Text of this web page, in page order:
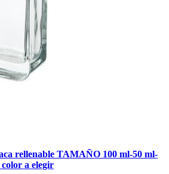
rellenable TAMAÑO 100 ml-50 ml-
a elegir